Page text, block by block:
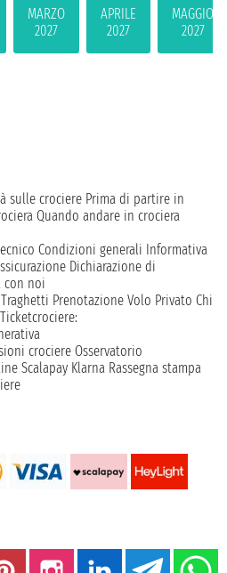
MARZO
2027
APRILE
2027
MAGGIO
2027
sulle crociere Prima di partire in
Quando andare in crociera
Condizioni generali Informativa
Dichiarazione di
con noi
Prenotazione Volo Privato Chi
Ticketcrociere:
crociere Osservatorio
Scalapay Klarna Rassegna stampa